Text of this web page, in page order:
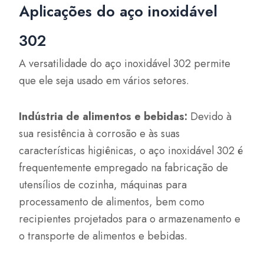
Aplicações do aço inoxidável
302
A versatilidade do aço inoxidável 302 permite
que ele seja usado em vários setores.
Indústria de alimentos e bebidas: Devido à
sua resistência à corrosão e às suas
características higiênicas, o aço inoxidável 302 é
frequentemente empregado na fabricação de
utensílios de cozinha, máquinas para
processamento de alimentos, bem como
recipientes projetados para o armazenamento e
o transporte de alimentos e bebidas.